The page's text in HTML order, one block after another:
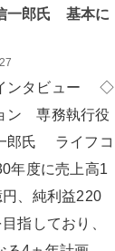
一郎氏 基本に
ンタビュー ◇
ン 専務執行役
郎氏 ライフコ
年度に売上高1
、純利益220
指しており、